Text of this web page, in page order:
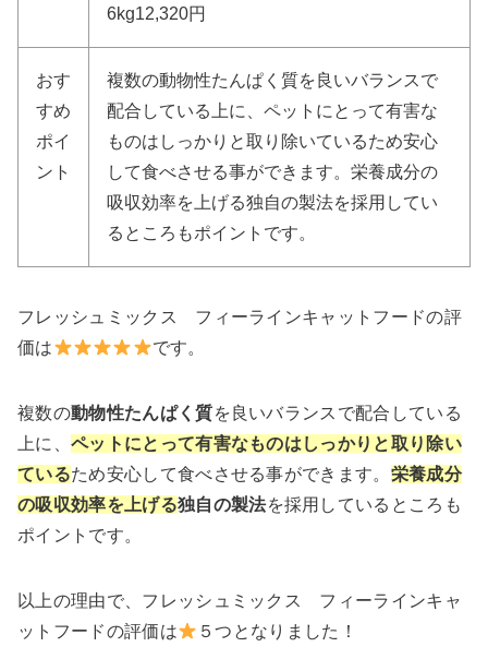
6kg12,320円
おす
すめ
ポイ
ント
複数の動物性たんぱく質を良いバランスで
配合している上に、ペットにとって有害な
ものはしっかりと取り除いているため安心
して食べさせる事ができます。栄養成分の
吸収効率を上げる独自の製法を採用してい
るところもポイントです。
フレッシュミックス フィーラインキャットフードの評
価は
です。
複数の動物性たんぱく質を良いバランスで配合している
上に、 ペットにとって有害なものはしっかりと取り除い
ているため安心して食べさせる事ができます。 栄養成分
の吸収効率を上げる独自の製法を採用しているところも
ポイントです。
以上の理由で、フレッシュミックス フィーラインキャ
ットフードの評価は
５つとなりました！